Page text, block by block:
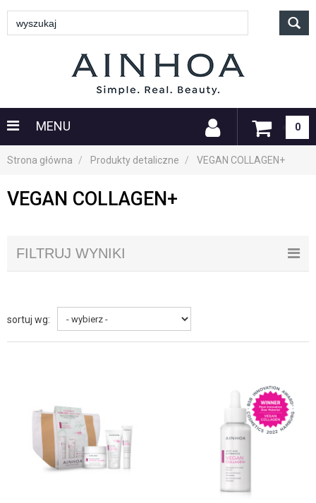
MENU 0
Strona główna Produkty detaliczne VEGAN COLLAGEN+
VEGAN COLLAGEN+
FILTRUJ WYNIKI
sortuj wg: